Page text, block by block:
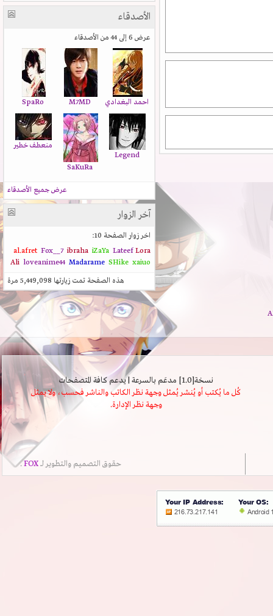
الأصدقاء
عرض 6 إلى 44 من الأصدقاء
احمد البغدادي M7MD
SpaRo
Legend
SaKuRa
منعطف خطير
عرض جميع الأصدقاء
آخر الزوار
اخر زوار الصفحة 10:
al.afret
Fox__7 ibraha iZaYa LateefLora
Ali
loveanime44 Madarame SHike
xaiuo
هذه الصفحة تمت زيارتها5,449,098مرة
نسخة[1.0] مدعَم بالسرعة | يدعم كافة المتصفحات
كُل ما يُكتب أو يُنشر يُمثل وجهة نظر الكاتب والناشر فحسب، ولا يمثل
وجهة نظر الإدارة.
حقوق التصميم والتطوير لــFOX
.